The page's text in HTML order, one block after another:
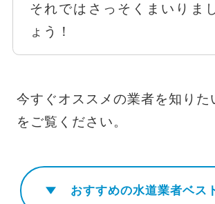
それではさっそくまいりま
ょう！
今すぐオススメの業者を知りた
をご覧ください。
おすすめの水道業者ベス